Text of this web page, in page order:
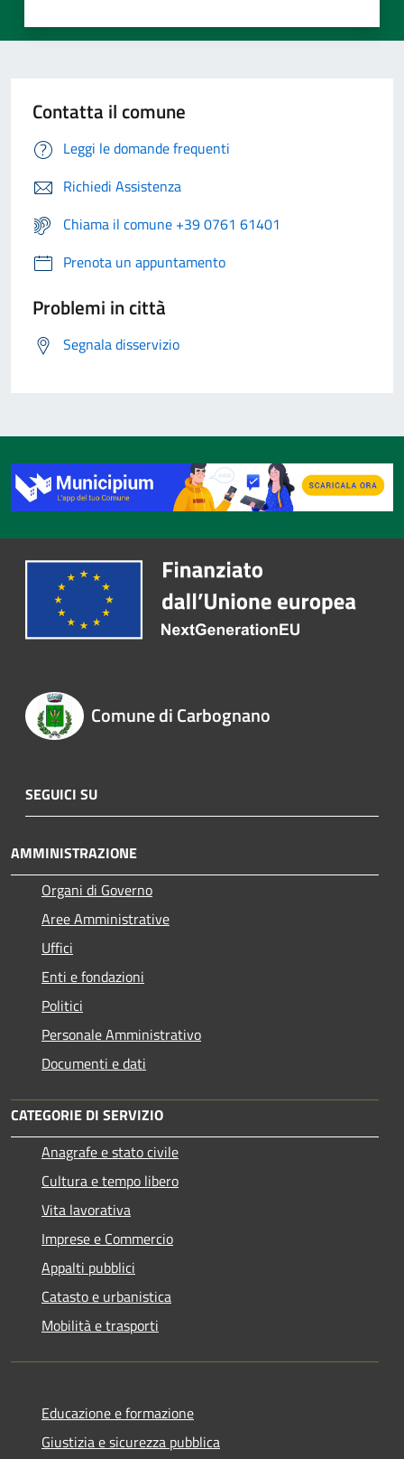
Contatta il comune
Leggi le domande frequenti
Richiedi Assistenza
Chiama il comune +39 0761 61401
Prenota un appuntamento
Problemi in città
Segnala disservizio
Comune di Carbognano
SEGUICI SU
AMMINISTRAZIONE
Organi di Governo
Aree Amministrative
Uffici
Enti e fondazioni
Politici
Personale Amministrativo
Documenti e dati
CATEGORIE DI SERVIZIO
Anagrafe e stato civile
Cultura e tempo libero
Vita lavorativa
Imprese e Commercio
Appalti pubblici
Catasto e urbanistica
Mobilità e trasporti
Educazione e formazione
Giustizia e sicurezza pubblica